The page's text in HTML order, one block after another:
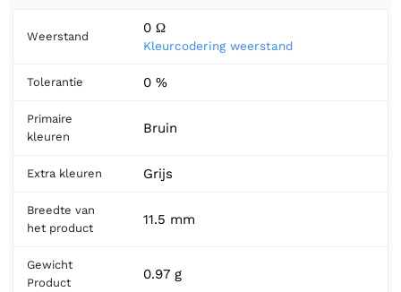
Weerstand
0 Ω
Kleurcodering weerstand
Tolerantie 0 %
Primaire
kleuren
Bruin
Extra kleuren Grijs
Breedte van
het product
11.5 mm
Gewicht
Product
0.97 g